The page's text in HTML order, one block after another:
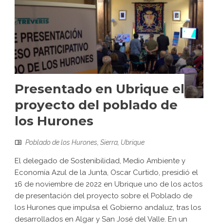
Presentado en Ubrique el
proyecto del poblado de
los Hurones
Poblado de los Hurones Sierra Ubrique
El delegado de Sostenibilidad, Medio Ambiente y
Economía Azul de la Junta, Oscar Curtido, presidió el
16 de noviembre de 2022 en Ubrique uno de los actos
de presentación del proyecto sobre el Poblado de
los Hurones que impulsa el Gobierno andaluz, tras los
desarrollados en Algar y San José del Valle. En un